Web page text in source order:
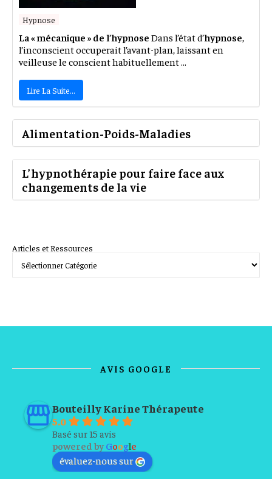
Hypnose
La « mécanique » de l’hypnose Dans l’état d’hypnose
l’inconscient occuperait l’avant-plan, laissant en
veilleuse le conscient habituellement ...
Lire La Suite…
Alimentation-Poids-Maladies
L’hypnothérapie pour faire face aux
changements de la vie
Articles et Ressources
AVIS GOOGLE
Bouteilly Karine Thérapeute
5.0
Basé sur 15 avis
powered byGoogle
évaluez-nous sur